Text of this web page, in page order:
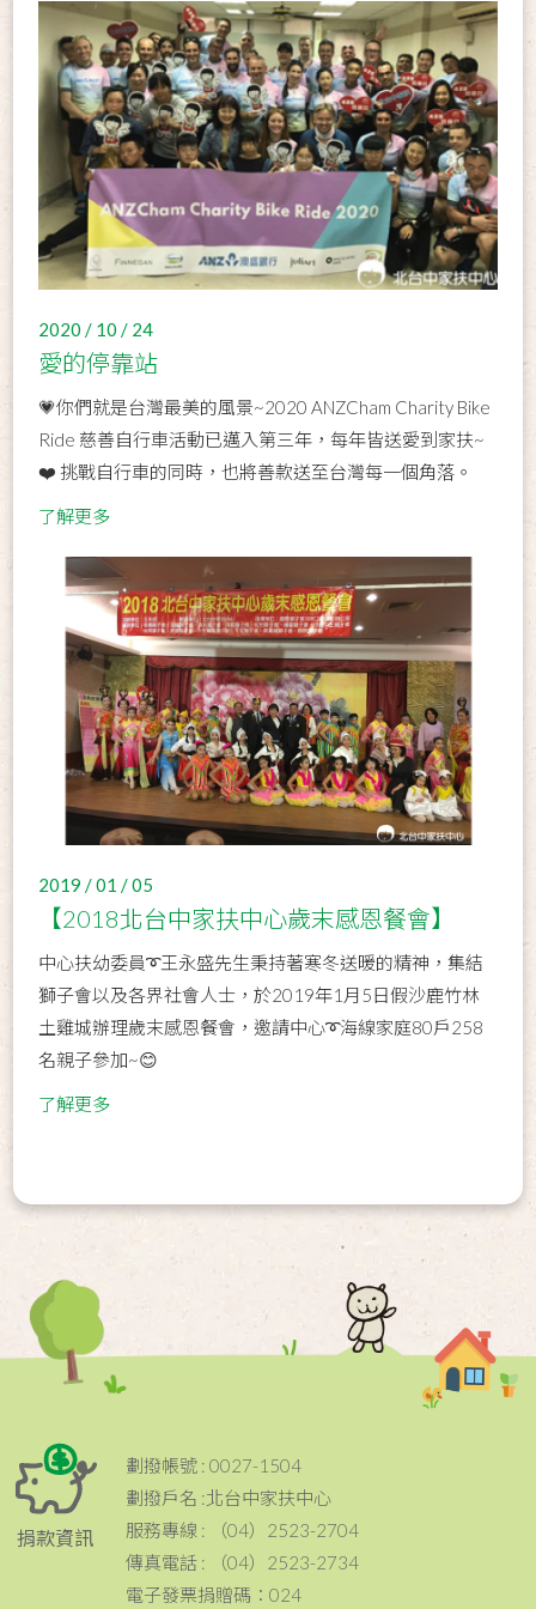
2020 / 10 / 24
愛的停靠站
💗你們就是台灣最美的風景~2020 ANZCham Charity Bike
Ride 慈善自行車活動已邁入第三年，每年皆送愛到家扶~
❤️ 挑戰自行車的同時，也將善款送至台灣每一個角落。
了解更多
2019 / 01 / 05
【2018北台中家扶中心歲末感恩餐會】
中心扶幼委員➰王永盛先生秉持著寒冬送暖的精神，集結
獅子會以及各界社會人士，於2019年1月5日假沙鹿竹林
土雞城辦理歲末感恩餐會，邀請中心➰海線家庭80戶258
名親子參加~😊
了解更多
捐款資訊
劃撥帳號 : 0027-1504
劃撥戶名 :北台中家扶中心
服務專線 : （04）2523-2704
傳真電話 : （04）2523-2734
電子發票捐贈碼：024